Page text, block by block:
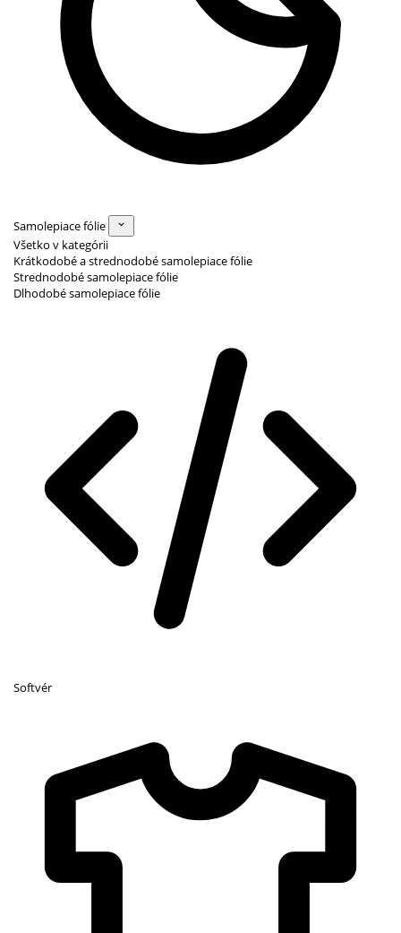
Samolepiace fólie
Všetko v kategórii
Krátkodobé a strednodobé samolepiace fólie
Strednodobé samolepiace fólie
Dlhodobé samolepiace fólie
Softvér